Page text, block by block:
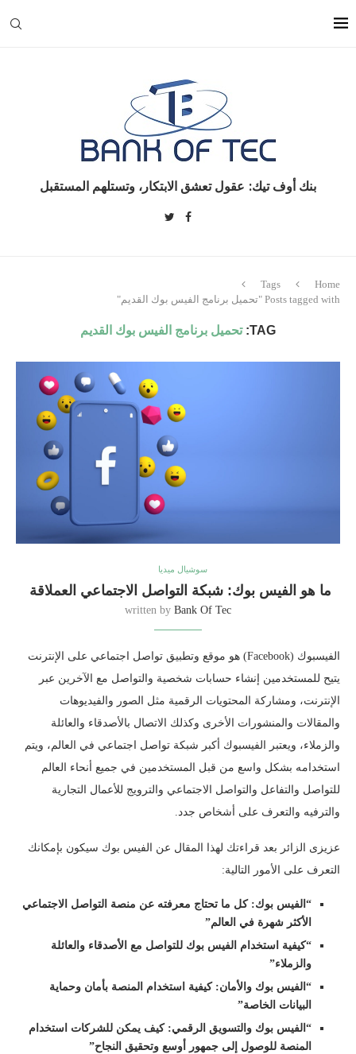
بنك أوف تيك: عقول تعشق الابتكار، وتستلهم المستقبل
Home
Tags
Posts tagged with "تحميل برنامج الفيس بوك القديم"
TAG: تحميل برنامج الفيس بوك القديم
سوشيال ميديا
ما هو الفيس بوك: شبكة التواصل الاجتماعي العملاقة
written by Bank Of Tec
الفيسبوك (Facebook) هو موقع وتطبيق تواصل اجتماعي على الإنترنت
يتيح للمستخدمين إنشاء حسابات شخصية والتواصل مع الآخرين عبر
الإنترنت، ومشاركة المحتويات الرقمية مثل الصور والفيديوهات
والمقالات والمنشورات الأخرى وكذلك الاتصال بالأصدقاء والعائلة
والزملاء، ويعتبر الفيسبوك أكبر شبكة تواصل اجتماعي في العالم، ويتم
استخدامه بشكل واسع من قبل المستخدمين في جميع أنحاء العالم
للتواصل والتفاعل والتواصل الاجتماعي والترويج للأعمال التجارية
والترفيه والتعرف على أشخاص جدد.
عزيزى الزائر بعد قراءتك لهذا المقال عن الفيس بوك سيكون بإمكانك
التعرف على الأمور التالية:
“الفيس بوك: كل ما تحتاج معرفته عن منصة التواصل الاجتماعي
الأكثر شهرة في العالم”
“كيفية استخدام الفيس بوك للتواصل مع الأصدقاء والعائلة
والزملاء”
“الفيس بوك والأمان: كيفية استخدام المنصة بأمان وحماية
البيانات الخاصة”
“الفيس بوك والتسويق الرقمي: كيف يمكن للشركات استخدام
المنصة للوصول إلى جمهور أوسع وتحقيق النجاح”